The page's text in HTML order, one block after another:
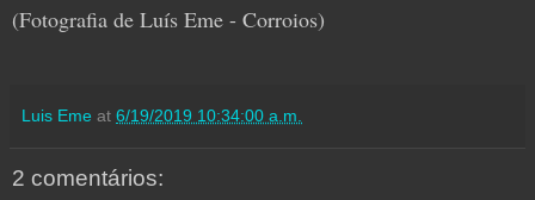
(Fotografia de Luís Eme - Corroios)
Luis Eme at 6/19/2019 10:34:00 a.m.
2 comentários: